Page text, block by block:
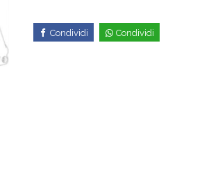
Condividi Condividi